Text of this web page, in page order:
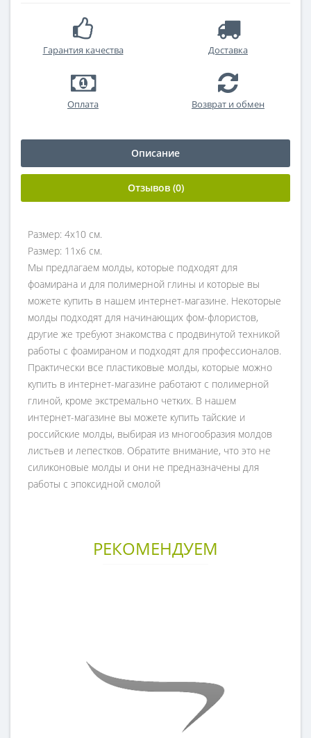
Гарантия качества Доставка
Оплата Возврат и обмен
Описание
Отзывов (0)
Размер: 4х10 см.
Размер: 11х6 см.
Мы предлагаем молды, которые подходят для
фоамирана и для полимерной глины и которые вы
можете купить в нашем интернет-магазине. Некоторые
молды подходят для начинающих фом-флористов,
другие же требуют знакомства с продвинутой техникой
работы с фоамираном и подходят для профессионалов.
Практически все пластиковые молды, которые можно
купить в интернет-магазине работают с полимерной
глиной, кроме экстремально четких. В нашем
интернет-магазине вы можете купить тайские и
российские молды, выбирая из многообразия молдов
листьев и лепестков. Обратите внимание, что это не
силиконовые молды и они не предназначены для
работы с эпоксидной смолой
РЕКОМЕНДУЕМ